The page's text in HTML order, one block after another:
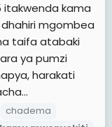
itakwenda kama
mgombea
taifa atabaki
ya pumzi
harakati
chadema